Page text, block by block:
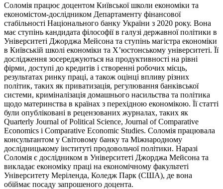
Соломія працює доцентом Київської школи економіки та
економістом-дослідником Департаменту фінансової
стабільності Національного банку України з 2020 року. Вона
має ступінь кандидата філософії в галузі державної політики в
Університеті Джорджа Мейсона та ступінь магістра економіки
в Київській школі економіки та Х’юстонському університеті. Її
дослідження зосереджуються на продуктивності на рівні
фірми, доступі до кредитів і створенні робочих місць,
результатах ринку праці, а також оцінці впливу різних
політик, таких як приватизація, регулювання банківської
системи, криміналізація домашнього насильства та політика
щодо материнства в країнах з перехідною економікою. Її статті
були опубліковані в рецензованих журналах, таких як
Quarterly Journal of Political Science, Journal of Comparative
Economics і Comparative Economic Studies. Соломія працювала
консультантом у Світовому банку та Міжнародному
дослідницькому інституті продовольчої політики. Наразі
Соломія є дослідником в Університеті Джорджа Мейсона та
викладає економіку праці на економічному факультеті
Університету Меріленда, Коледж Парк (США), де вона
обіймає посаду запрошеного доцента.